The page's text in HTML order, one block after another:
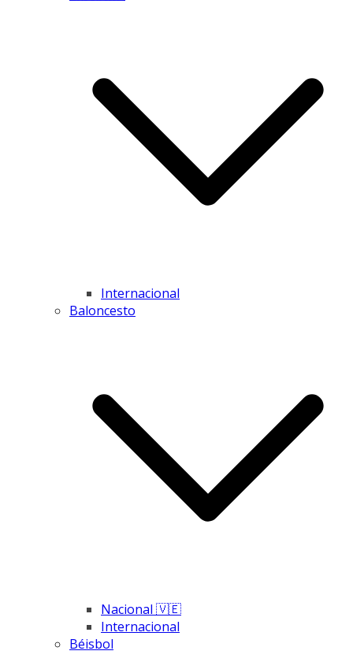
Internacional
Baloncesto
Nacional 🇻🇪
Internacional
Béisbol